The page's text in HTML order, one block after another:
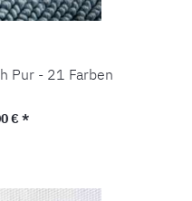
Pur - 21 Farben
Preis:
€ *